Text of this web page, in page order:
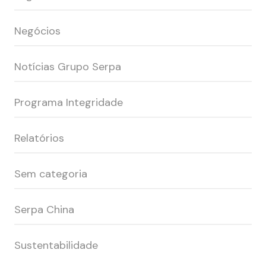
Negócios
Notícias Grupo Serpa
Programa Integridade
Relatórios
Sem categoria
Serpa China
Sustentabilidade